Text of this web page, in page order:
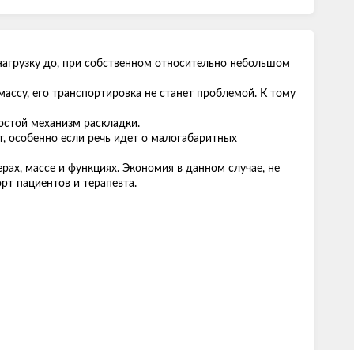
до, при собственном относительно небольшом
его транспортировка не станет проблемой. К тому
механизм раскладки.
если речь идет о малогабаритных
массе и функциях. Экономия в данном случае, не
пациентов и терапевта.